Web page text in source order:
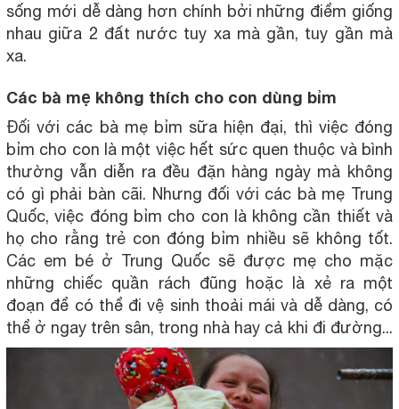
sống mới dễ dàng hơn chính bởi những điểm giống
nhau giữa 2 đất nước tuy xa mà gần, tuy gần mà
xa.
Các bà mẹ không thích cho con dùng bỉm
Đối với các bà mẹ bỉm sữa hiện đại, thì việc đóng
bỉm cho con là một việc hết sức quen thuộc và bình
thường vẫn diễn ra đều đặn hàng ngày mà không
có gì phải bàn cãi. Nhưng đối với các bà mẹ Trung
Quốc, việc đóng bỉm cho con là không cần thiết và
họ cho rằng trẻ con đóng bỉm nhiều sẽ không tốt.
Các em bé ở Trung Quốc sẽ được mẹ cho mặc
những chiếc quần rách đũng hoặc là xẻ ra một
đoạn để có thể đi vệ sinh thoải mái và dễ dàng, có
thể ở ngay trên sân, trong nhà hay cả khi đi đường...